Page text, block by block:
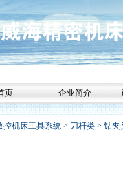
页 企业简介
控机床工具系统> 刀杆类> 钻夹